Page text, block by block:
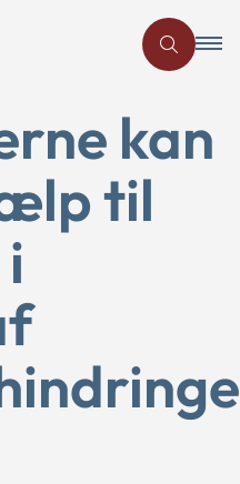
kan
til